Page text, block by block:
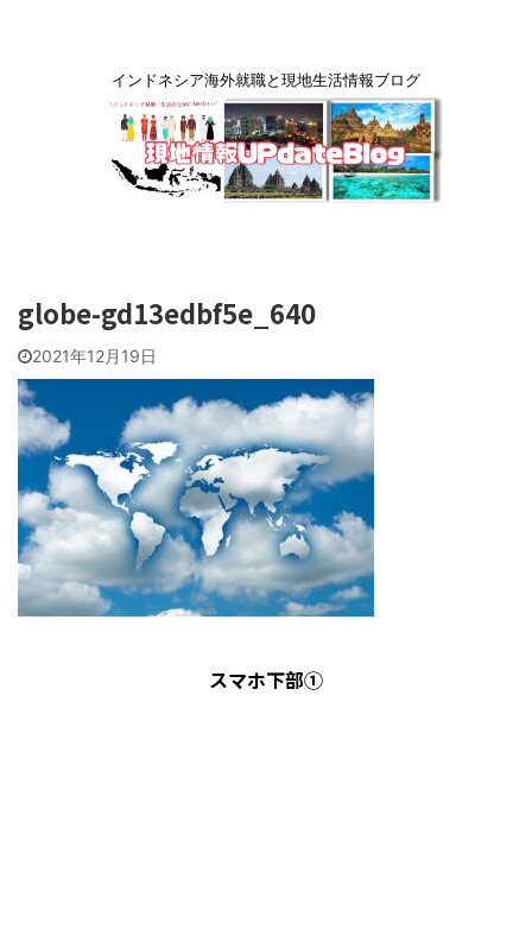
インドネシア海外就職と現地生活情報ブログ
globe-gd13edbf5e_640
2021年12月19日
スマホ下部①